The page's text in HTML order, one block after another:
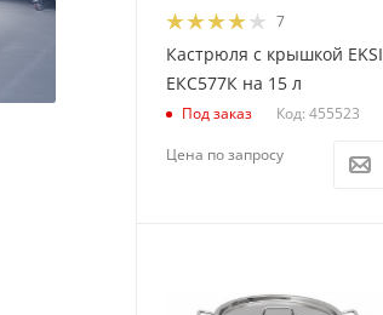
7
Кастрюля с крышкой EKSI
ЕКС577К на 15 л
Под заказ Код: 455523
Цена по запросу